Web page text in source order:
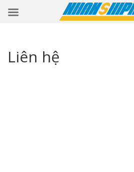
Liên hệ